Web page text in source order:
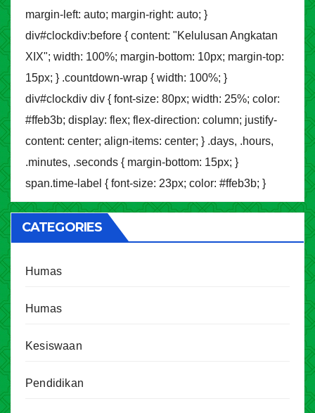
margin-left: auto; margin-right: auto; }
div#clockdiv:before { content: "Kelulusan Angkatan
XIX"; width: 100%; margin-bottom: 10px; margin-top:
15px; } .countdown-wrap { width: 100%; }
div#clockdiv div { font-size: 80px; width: 25%; color:
#ffeb3b; display: flex; flex-direction: column; justify-
content: center; align-items: center; } .days, .hours,
.minutes, .seconds { margin-bottom: 15px; }
span.time-label { font-size: 23px; color: #ffeb3b; }
CATEGORIES
Humas
Humas
Kesiswaan
Pendidikan